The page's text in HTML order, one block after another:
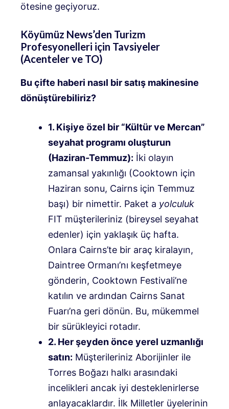
ötesine geçiyoruz.
Köyümüz News’den Turizm
Profesyonelleri için Tavsiyeler
(Acenteler ve TO)
Bu çifte haberi nasıl bir satış makinesine
dönüştürebiliriz?
1. Kişiye özel bir “Kültür ve Mercan”
seyahat programı oluşturun
(Haziran-Temmuz): İki olayın
zamansal yakınlığı (Cooktown için
Haziran sonu, Cairns için Temmuz
başı) bir nimettir. Paket a yolculuk
FIT müşterileriniz (bireysel seyahat
edenler) için yaklaşık üç hafta.
Onlara Cairns’te bir araç kiralayın,
Daintree Ormanı’nı keşfetmeye
gönderin, Cooktown Festivali’ne
katılın ve ardından Cairns Sanat
Fuarı’na geri dönün. Bu, mükemmel
bir sürükleyici rotadır.
2. Her şeyden önce yerel uzmanlığı
satın: Müşterileriniz Aborijinler ile
Torres Boğazı halkı arasındaki
incelikleri ancak iyi desteklenirlerse
anlayacaklardır. İlk Milletler üyelerinin